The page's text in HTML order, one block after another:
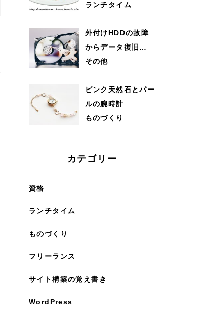
ランチタイム
外付けHDDの故障
からデータ復旧…
その他
ピンク天然石とパー
ルの腕時計
ものづくり
カテゴリー
資格
ランチタイム
ものづくり
フリーランス
サイト構築の覚え書き
WordPress